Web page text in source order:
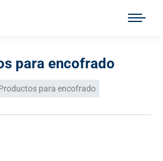
para encofrado
para encofrado